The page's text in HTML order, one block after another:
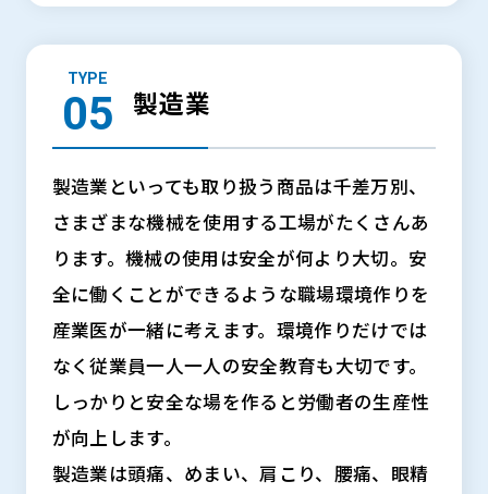
TYPE
製造業
製造業といっても取り扱う商品は千差万別、
さまざまな機械を使用する工場がたくさんあ
ります。機械の使用は安全が何より大切。安
全に働くことができるような職場環境作りを
産業医が一緒に考えます。環境作りだけでは
なく従業員一人一人の安全教育も大切です。
しっかりと安全な場を作ると労働者の生産性
が向上します。
製造業は頭痛、めまい、肩こり、腰痛、眼精